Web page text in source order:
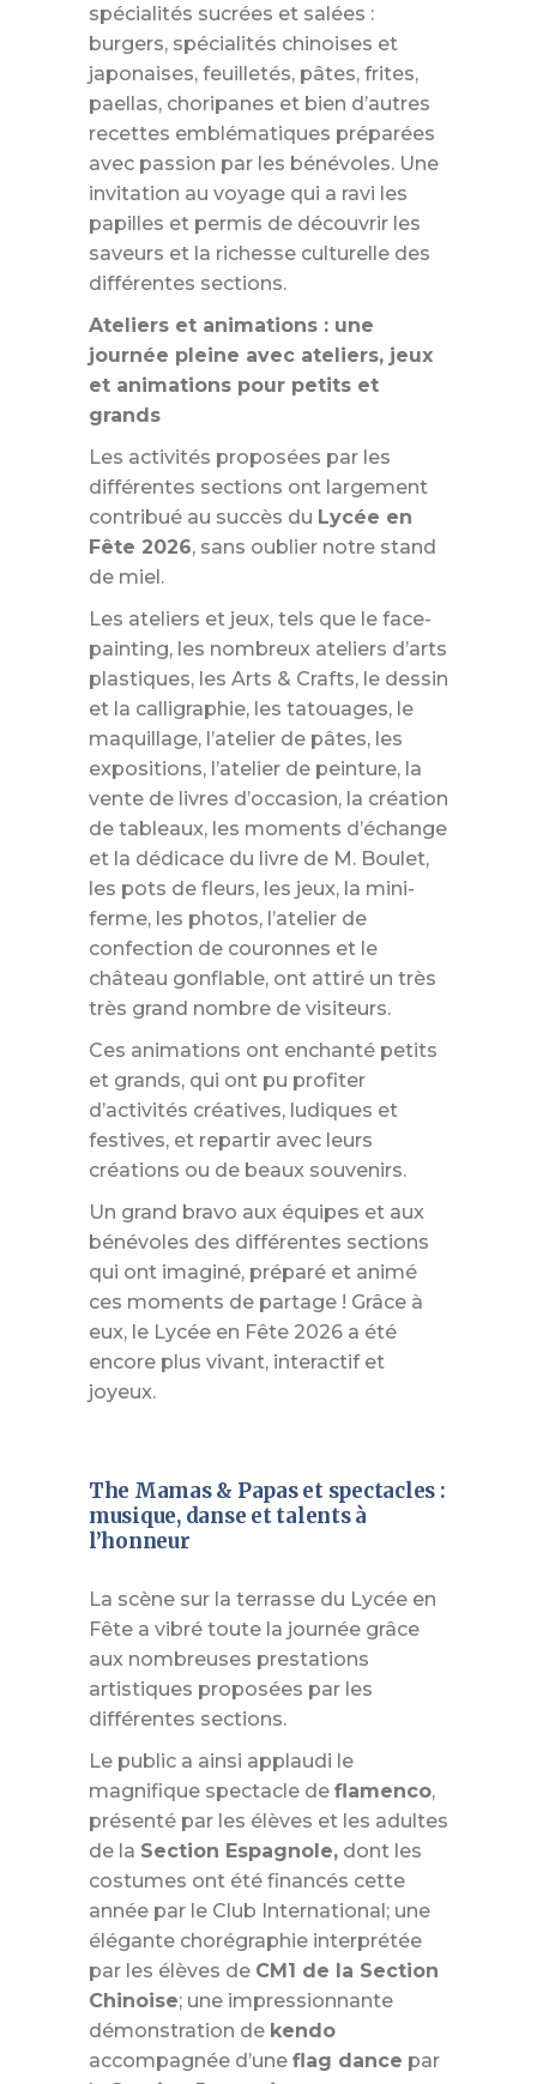
spécialités sucrées et salées :
burgers, spécialités chinoises et
japonaises, feuilletés, pâtes, frites,
paellas, choripanes et bien d’autres
recettes emblématiques préparées
avec passion par les bénévoles. Une
invitation au voyage qui a ravi les
papilles et permis de découvrir les
saveurs et la richesse culturelle des
différentes sections.
Ateliers et animations : une
journée pleine avec ateliers, jeux
et animations pour petits et
grands
Les activités proposées par les
différentes sections ont largement
contribué au succès du Lycée en
Fête 2026, sans oublier notre stand
de miel.
Les ateliers et jeux, tels que le face-
painting, les nombreux ateliers d’arts
plastiques, les Arts & Crafts, le dessin
et la calligraphie, les tatouages, le
maquillage, l’atelier de pâtes, les
expositions, l’atelier de peinture, la
vente de livres d’occasion, la création
de tableaux, les moments d’échange
et la dédicace du livre de M. Boulet,
les pots de fleurs, les jeux, la mini-
ferme, les photos, l’atelier de
confection de couronnes et le
château gonflable, ont attiré un très
très grand nombre de visiteurs.
Ces animations ont enchanté petits
et grands, qui ont pu profiter
d’activités créatives, ludiques et
festives, et repartir avec leurs
créations ou de beaux souvenirs.
Un grand bravo aux équipes et aux
bénévoles des différentes sections
qui ont imaginé, préparé et animé
ces moments de partage ! Grâce à
eux, le Lycée en Fête 2026 a été
encore plus vivant, interactif et
joyeux.
The Mamas & Papas et spectacles :
musique, danse et talents à
l’honneur
La scène sur la terrasse du Lycée en
Fête a vibré toute la journée grâce
aux nombreuses prestations
artistiques proposées par les
différentes sections.
Le public a ainsi applaudi le
magnifique spectacle de flamenco,
présenté par les élèves et les adultes
de la Section Espagnole, dont les
costumes ont été financés cette
année par le Club International; une
élégante chorégraphie interprétée
par les élèves de CM1 de la Section
Chinoise; une impressionnante
démonstration de kendo
accompagnée d’une flag dance par